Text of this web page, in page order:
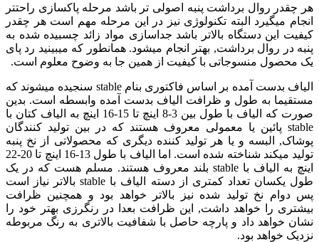
هر چقدر روال برداشت پنبه اصولی تر باشد مرحله پاکسازی راحتتر
انجام میگیرد البته تکنولوژی نیز در این مرحله مهم است هر چقدر
کیفیت این دستگاه بالاتر باشد جداسازی مواد زائد چسبیده شده به
پنبه در روال برداشت, بهتر انجام میشود. همانطور که میبینید رد پای
یک محصول منسوجاتی با کیفیت از همین جا به وضوح معلوم است.
الیاف بدست آمده بر اساس فاکتوری بنام stable سنجیده میشوند که
مستقیما به طول و ظرافت الیاف بدست آمده وابسطه است. بدین
صورت که الیاف با طول بین 3-8 اینچ تا 15-16 اینچ به الیاف کتان با
stable پائین یا معمولی معروف هستند که در بین تولید کنندگان
پوشاک, البسه و یا هر تولید کننده دیگری که محصولاتی از نخ پنبه
تولید میکند شناخته شده است. اما الیاف با طول 13-16 اینچ تا 20-22
اینچ به الیاف با stable بلند معروف هستند. مسلم هست که در یک
طول یکسان تعداد کمتری از دسته الیاف با stable بالاتر نیاز است
پس دوام نخ تولید شده نیز بالاتر خواهد بود و همچنین ظرافت
بیشتری را خواهد داشت, این ظرافت بعدا در رنگرزی بهتر خود را
نشان خواهد داد و پارچه حاصل با شفافیت بالاتری به رنگ مربوطه
نزدیک خواهد بود.